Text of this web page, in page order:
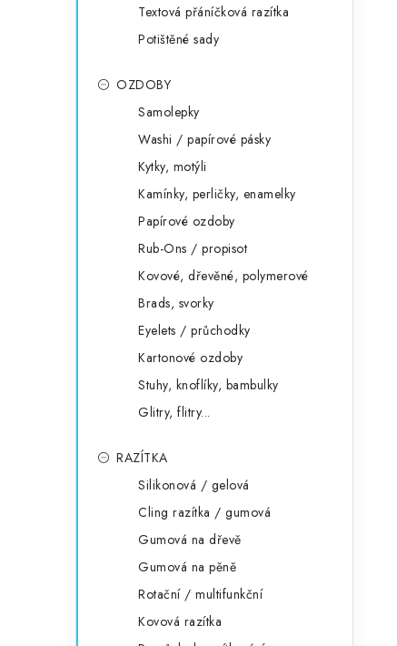
Textová přáníčková razítka
Potištěné sady
OZDOBY
Samolepky
Washi / papírové pásky
Kytky, motýli
Kamínky, perličky, enamelky
Papírové ozdoby
Rub-Ons / propisot
Kovové, dřevěné, polymerové
Brads, svorky
Eyelets / průchodky
Kartonové ozdoby
Stuhy, knoflíky, bambulky
Glitry, flitry...
RAZÍTKA
Silikonová / gelová
Cling razítka / gumová
Gumová na dřevě
Gumová na pěně
Rotační / multifunkční
Kovová razítka